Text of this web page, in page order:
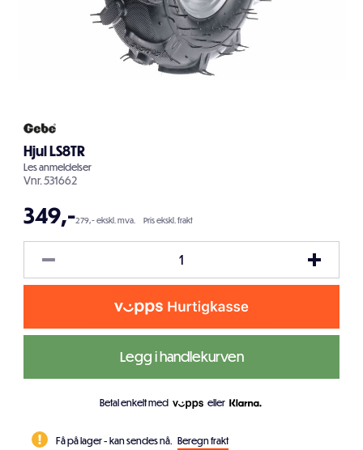
Hjul LS8TR
Lesanmeldelser
Vnr.531662
349,-279,- ekskl. mva. Pris ekskl. frakt
Legg i handlekurven
Betal enkelt med eller
Få på lager - kan sendes nå. Beregn frakt